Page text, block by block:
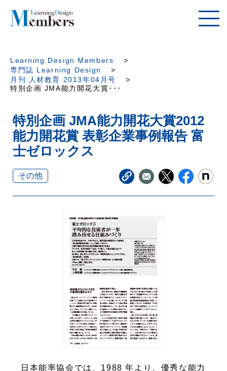
Learning Design Members
専門誌 Learning Design
月刊 人材教育 2013年04月号
特別企画 JMA能力開花大賞･･･
特別企画 JMA能力開花大賞2012
能力開花賞 表彰企業事例報告 富
士ゼロックス
その他
日本能率協会では、1988 年より、優秀な能力